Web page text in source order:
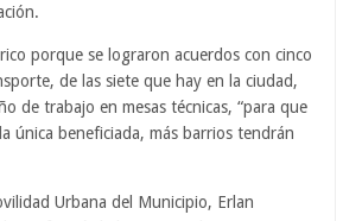
porque se lograron acuerdos con cinco
de las siete que hay en la ciudad,
de trabajo en mesas técnicas, “para que
única beneficiada, más barrios tendrán
Urbana del Municipio, Erlan